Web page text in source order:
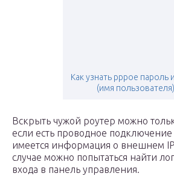
Как узнать pppoe пароль
(имя пользователя)
Вскрыть чужой роутер можно
если есть проводное
имеется информация о внешнем
случае можно попытаться найти
входа в панель управления.